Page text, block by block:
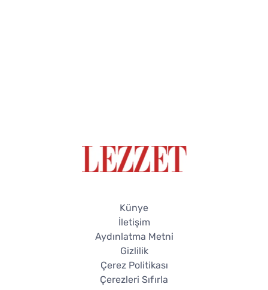
Künye
İletişim
Aydınlatma Metni
Gizlilik
Çerez Politikası
Çerezleri Sıfırla